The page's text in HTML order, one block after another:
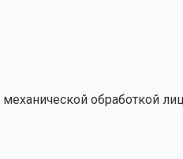
обработкой